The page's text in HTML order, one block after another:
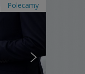
Polecamy